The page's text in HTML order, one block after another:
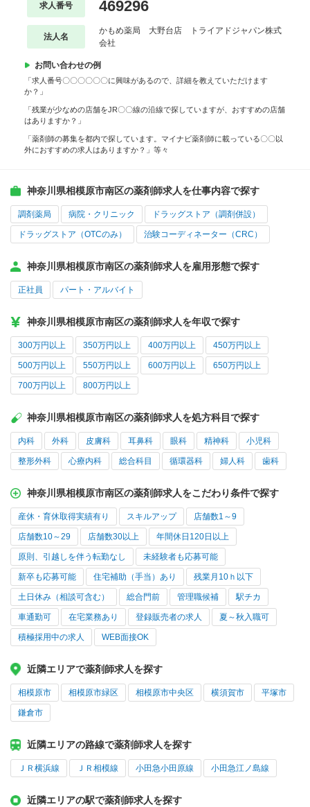
求人番号 469296
法人名
かもめ薬局 大野台店 トライアドジャパン株式
会社
お問い合わせの例
「求人番号〇〇〇〇〇〇に興味があるので、詳細を教えていただけます
か？」
「残業が少なめの店舗をJR〇〇線の沿線で探していますが、おすすめの店舗
はありますか？」
「薬剤師の募集を都内で探しています。マイナビ薬剤師に載っている〇〇以
外におすすめの求人はありますか？」等々
神奈川県相模原市南区の薬剤師求人を仕事内容で探す
調剤薬局 病院・クリニック ドラッグストア（調剤併設）
ドラッグストア（OTCのみ） 治験コーディネーター（CRC）
神奈川県相模原市南区の薬剤師求人を雇用形態で探す
正社員 パート・アルバイト
神奈川県相模原市南区の薬剤師求人を年収で探す
300万円以上 350万円以上 400万円以上 450万円以上
500万円以上 550万円以上 600万円以上 650万円以上
700万円以上 800万円以上
神奈川県相模原市南区の薬剤師求人を処方科目で探す
内科 外科 皮膚科 耳鼻科 眼科 精神科 小児科
整形外科 心療内科 総合科目 循環器科 婦人科 歯科
神奈川県相模原市南区の薬剤師求人をこだわり条件で探す
産休・育休取得実績有り スキルアップ 店舗数1～9
店舗数10～29 店舗数30以上 年間休日120日以上
原則、引越しを伴う転勤なし 未経験者も応募可能
新卒も応募可能 住宅補助（手当）あり 残業月10ｈ以下
土日休み（相談可含む） 総合門前 管理職候補 駅チカ
車通勤可 在宅業務あり 登録販売者の求人 夏～秋入職可
積極採用中の求人 WEB面接OK
近隣エリアで薬剤師求人を探す
相模原市 相模原市緑区 相模原市中央区 横須賀市 平塚市
鎌倉市
近隣エリアの路線で薬剤師求人を探す
ＪＲ横浜線 ＪＲ相模線 小田急小田原線 小田急江ノ島線
近隣エリアの駅で薬剤師求人を探す